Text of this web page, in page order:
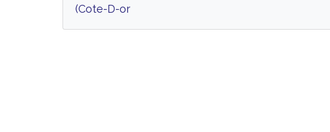
(Cote-D-or